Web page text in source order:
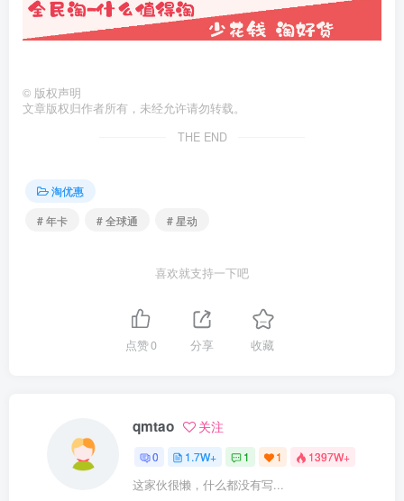
© 版权声明
文章版权归作者所有，未经允许请勿转载。
THE END
淘优惠
# 年卡
# 全球通 # 星动
喜欢就支持一下吧
点赞0 分享 收藏
qmtao 关注
0 1.7W+ 1 1 1397W+
这家伙很懒，什么都没有写...